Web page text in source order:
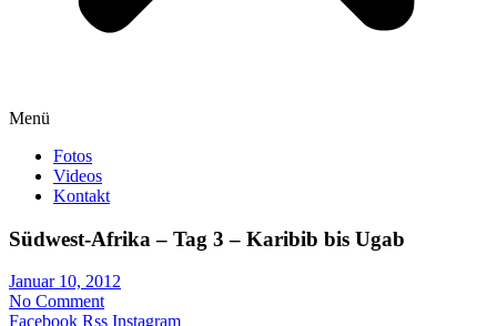
Menü
Fotos
Videos
Kontakt
Südwest-Afrika – Tag 3 – Karibib bis Ugab
Januar 10, 2012
No Comment
Facebook Rss Instagram